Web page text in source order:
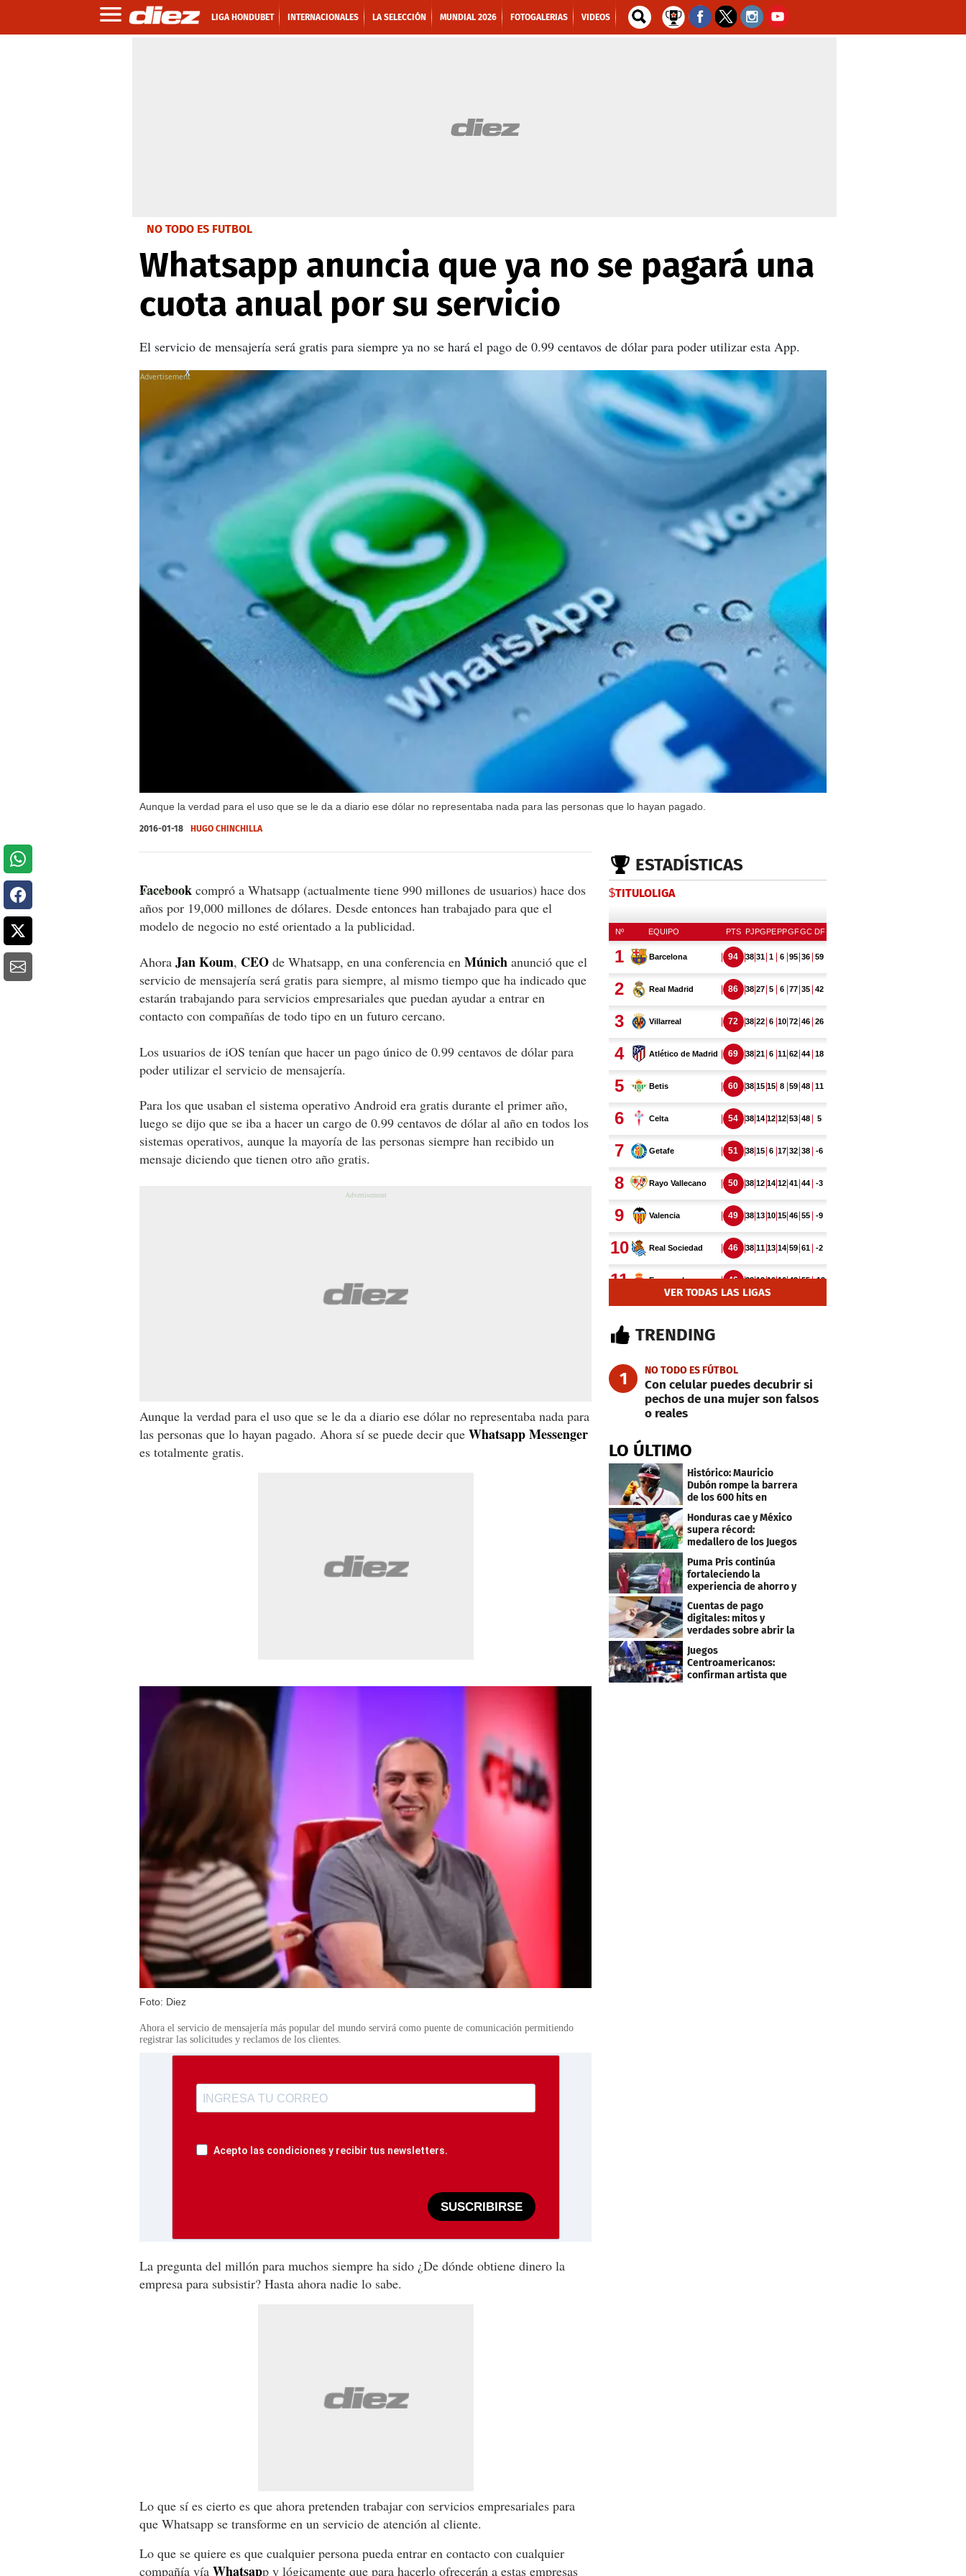
LIGA HONDUBET INTERNACIONALES LA SELECCIÓN MUNDIAL 2026 FOTOGALERIAS VIDEOS
NO TODO ES FUTBOL
Whatsapp anuncia que ya no se pagará una
cuota anual por su servicio
El servicio de mensajería será gratis para siempre ya no se hará el pago de 0.99 centavos de dólar para poder utilizar esta App.
Aunque la verdad para el uso que se le da a diario ese dólar no representaba nada para las personas que lo hayan pagado.
X
X
2016-01-18 HUGO CHINCHILLA
Facebook compró a Whatsapp (actualmente tiene 990 millones de usuarios) hace dos
años por 19,000 millones de dólares. Desde entonces han trabajado para que el
modelo de negocio no esté orientado a la publicidad.
Ahora Jan Koum, CEO de Whatsapp, en una conferencia en Múnich anunció que el
servicio de mensajería será gratis para siempre, al mismo tiempo que ha indicado que
estarán trabajando para servicios empresariales que puedan ayudar a entrar en
contacto con compañías de todo tipo en un futuro cercano.
Los usuarios de iOS tenían que hacer un pago único de 0.99 centavos de dólar para
poder utilizar el servicio de mensajería.
Para los que usaban el sistema operativo Android era gratis durante el primer año,
luego se dijo que se iba a hacer un cargo de 0.99 centavos de dólar al año en todos los
sistemas operativos, aunque la mayoría de las personas siempre han recibido un
mensaje diciendo que tienen otro año gratis.
Aunque la verdad para el uso que se le da a diario ese dólar no representaba nada para
las personas que lo hayan pagado. Ahora sí se puede decir que Whatsapp Messenger
es totalmente gratis.
Foto: Diez
Ahora el servicio de mensajería más popular del mundo servirá como puente de comunicación permitiendo
registrar las solicitudes y reclamos de los clientes.
Acepto las condiciones y recibir tus newsletters.
SUSCRIBIRSE
La pregunta del millón para muchos siempre ha sido ¿De dónde obtiene dinero la
empresa para subsistir? Hasta ahora nadie lo sabe.
Lo que sí es cierto es que ahora pretenden trabajar con servicios empresariales para
que Whatsapp se transforme en un servicio de atención al cliente.
Lo que se quiere es que cualquier persona pueda entrar en contacto con cualquier
compañía vía Whatsapp y lógicamente que para hacerlo ofrecerán a estas empresas
ESTADÍSTICAS
$TITULOLIGA
VER TODAS LAS LIGAS
TRENDING
1 NO TODO ES FÚTBOL
Con celular puedes decubrir si
pechos de una mujer son falsos
o reales
LO ÚLTIMO
Histórico: Mauricio
Dubón rompe la barrera
de los 600 hits en
Honduras cae y México
supera récord:
medallero de los Juegos
Centroamericanos
Puma Pris continúa
fortaleciendo la
experiencia de ahorro y
beneficios para sus
clientes
Cuentas de pago
digitales: mitos y
verdades sobre abrir la
Juegos
Centroamericanos:
confirman artista que